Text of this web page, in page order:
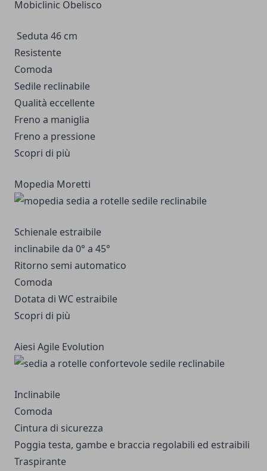
Mobiclinic Obelisco
Seduta 46 cm
Resistente
Comoda
Sedile reclinabile
Qualità eccellente
Freno a maniglia
Freno a pressione
Scopri di più
Mopedia Moretti
Schienale estraibile
inclinabile da 0° a 45°
Ritorno semi automatico
Comoda
Dotata di WC estraibile
Scopri di più
Aiesi Agile Evolution
Inclinabile
Comoda
Cintura di sicurezza
Poggia testa, gambe e braccia regolabili ed estraibili
Traspirante